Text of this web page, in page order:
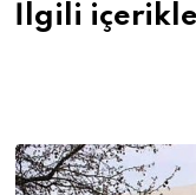
İlgili